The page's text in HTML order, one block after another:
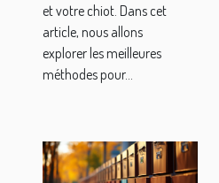
et votre chiot. Dans cet
article, nous allons
explorer les meilleures
méthodes pour...